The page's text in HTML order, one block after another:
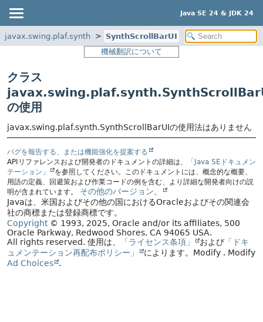
Java SE 24 & JDK 24
javax.swing.plaf.synth
SynthScrollBarUI
機械翻訳について
クラス
の使用
javax.swing.plaf.synth.SynthScrollBarUIの使用法はありません
バグを報告する、または機能強化を提案する
APIリファレンスおよび開発者のドキュメントの詳細は、
「Java SEドキュメン
テーション」
を参照してください。このドキュメントには、概念的な概要、
用語の定義、回避策および作業コードの例を含む、より詳細な開発者向けの説
明が含まれています。
その他のバージョン。
Javaは、米国およびその他の国におけるOracleおよびその関連会
社の商標または登録商標です。
Copyright© 1993, 2025, Oracle and/or its affiliates, 500
Oracle Parkway, Redwood Shores, CA 94065 USA.
All rights reserved. 使用は、 「ライセンス条項」 および 「ドキ
ュメンテーション再配布ポリシー」
によります。 Modify . Modify
Ad Choices
.